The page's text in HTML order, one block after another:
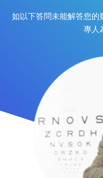
如以下答問未能解答您的
專人